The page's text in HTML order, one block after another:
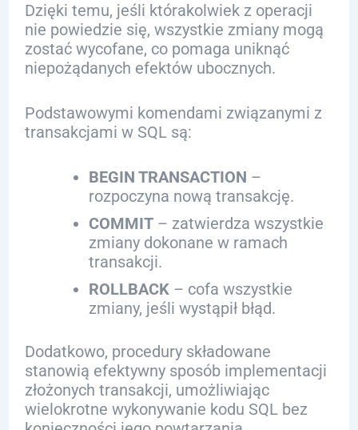
Dzięki temu, jeśli którakolwiek z operacji
nie powiedzie się, wszystkie zmiany mogą
zostać wycofane, co pomaga uniknąć
niepożądanych efektów ubocznych.
Podstawowymi komendami związanymi z
transakcjami w SQL są:
BEGIN TRANSACTION –
rozpoczyna nową transakcję.
COMMIT– zatwierdza wszystkie
zmiany dokonane w ramach
transakcji.
ROLLBACK– cofa wszystkie
zmiany, jeśli wystąpił błąd.
Dodatkowo, procedury składowane
stanowią efektywny sposób implementacji
złożonych transakcji, umożliwiając
wielokrotne wykonywanie kodu SQL bez